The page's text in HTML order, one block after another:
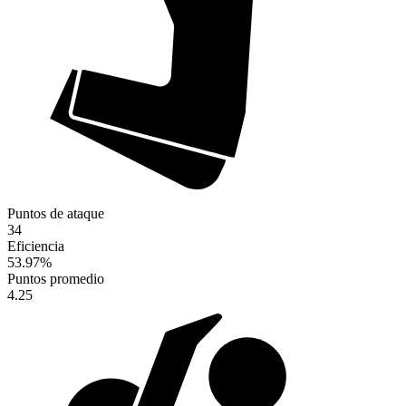
Puntos de ataque
34
Eficiencia
53.97%
Puntos promedio
4.25